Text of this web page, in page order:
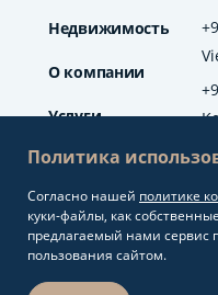
Недвижимость
О компании
Услуги
Отзывы
Блог
Политика
Согласно нашей политике
куки-файлы, как
предлагаемый нами сервис
пользования сайтом.